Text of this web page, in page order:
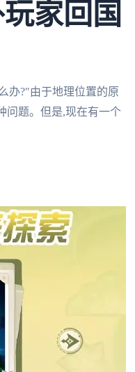
家回国
办?"由于地理位置的原
问题。但是,现在有一个